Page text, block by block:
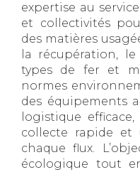
expertise au
et collectivités
des matières
la récupération,
types de fer et
normes
des équipements
logistique efficace,
collecte rapide
chaque flux.
écologique tout